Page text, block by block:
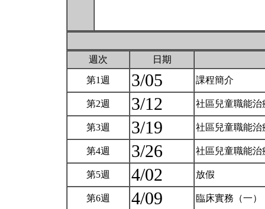
週次 日期
第1週 3/05 課程簡介
第2週 3/12 社區兒童職能
第3週 3/19 社區兒童職能
第4週 3/26 社區兒童職能
第5週 4/02 放假
第6週 4/09 臨床實務（一）